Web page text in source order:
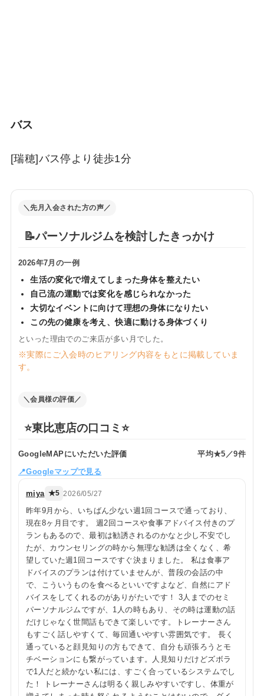
バス
[瑞穂]バス停より徒歩1分
＼先月入会された方の声／
📝パーソナルジムを検討したきっかけ
2026年7月の一例
生活の変化で増えてしまった身体を整えたい
自己流の運動では変化を感じられなかった
大切なイベントに向けて理想の身体になりたい
この先の健康を考え、快適に動ける身体づくり
といった理由でのご来店が多い月でした。
※実際にご入会時のヒアリング内容をもとに掲載していま
す。
＼会員様の評価／
⭐️東比恵店の口コミ⭐️
GoogleMAPにいただいた評価 平均★5／9件
📍Googleマップで見る
miya ★5 2026/05/27
昨年9月から、いちばん少ない週1回コースで通っており、
現在8ヶ月目です。 週2回コースや食事アドバイス付きのプ
ランもあるので、最初は勧誘されるのかなと少し不安でし
たが、カウンセリングの時から無理な勧誘は全くなく、希
望していた週1回コースですぐ決まりました。 私は食事ア
ドバイスのプランは付けていませんが、普段の会話の中
で、こういうものを食べるといいですよなど、自然にアド
バイスをしてくれるのがありがたいです！ 3人までのセミ
パーソナルジムですが、1人の時もあり、その時は運動の話
だけじゃなく世間話もできて楽しいです。トレーナーさん
もすごく話しやすくて、毎回通いやすい雰囲気です。 長く
通っていると顔見知りの方もできて、自分も頑張ろうとモ
チベーションにも繋がっています。人見知りだけどズボラ
で1人だと続かない私には、すごく合っているシステムでし
た！ トレーナーさんは明るく親しみやすいですし、体重が